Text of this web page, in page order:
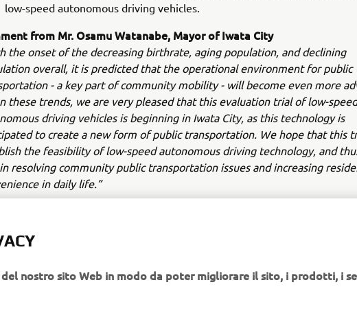
low-speed autonomous driving vehicles.
from Mr. Osamu Watanabe, Mayor of Iwata City
the onset of the decreasing birthrate, aging population, and declining
overall, it is predicted that the operational environment for public
- a key part of community mobility - will become even more
these trends, we are very pleased that this evaluation trial of low-speed
driving vehicles is beginning in Iwata City, as this technology is
to create a new form of public transportation. We hope that this
the feasibility of low-speed autonomous driving technology, and
resolving community public transportation issues and increasing
in daily life.”
like to take the opportunity with the commencement of this
given us invaluable support. This initiative forms part of “ART for
nostro sito Web in modo da poter migliorare il sito, i prodotti, i